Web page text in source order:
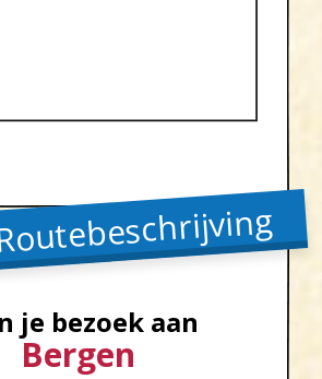
je bezoek aan
Bergen